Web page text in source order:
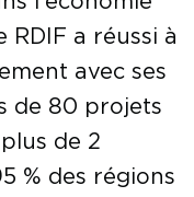
RDIF a réussi à
avec ses
de 80 projets
de 2
% des régions